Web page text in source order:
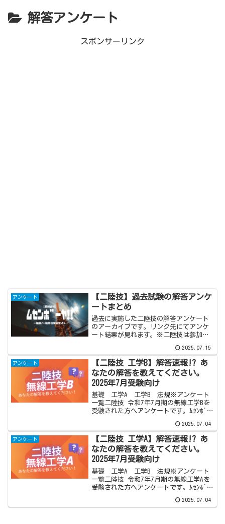
解答アンケート
スポンサーリンク
アンケート
【二陸技】過去試験の解答アンケ
ートまとめ
過去に実施した二陸技の解答アンケート
のアーカイブです。リンク先にてアンケ
ート結果が見れます。※二陸技は参加者
可能性があります。表中の数値は多数決
で一番多い回答で解答した場合の点数で
す。【アンケートの点数】...
2025.07.15
アンケート
【二陸技 工学B】解答速報!? あ
なたの解答を教えてください。
2025年7月受験向け
基礎 工学A 工学B 法規※アンケート
一覧二陸技 令和7年7月期の無線工学Bを
受験された方へアンケートです。ﾑｾﾝﾎﾞｰ
年7月より解答アンケートを実施していま
す。ぜひご参加ください！※こちらは二
陸...
2025.07.04
アンケート
【二陸技 工学A】解答速報!? あ
なたの解答を教えてください。
2025年7月受験向け
基礎 工学A 工学B 法規※アンケート
一覧二陸技 令和7年7月期の無線工学Aを
受験された方へアンケートです。ﾑｾﾝﾎﾞｰ
年7月より解答アンケートを実施していま
2025.07.04